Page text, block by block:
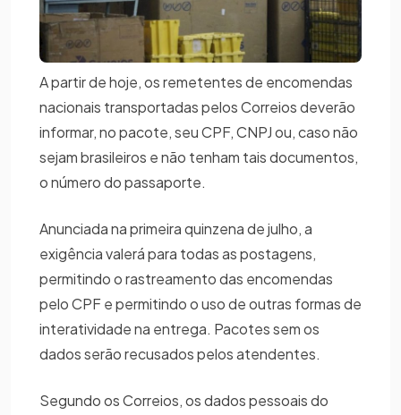
A partir de hoje, os remetentes de encomendas
nacionais transportadas pelos Correios deverão
informar, no pacote, seu CPF, CNPJ ou, caso não
sejam brasileiros e não tenham tais documentos,
o número do passaporte.
Anunciada na primeira quinzena de julho, a
exigência valerá para todas as postagens,
permitindo o rastreamento das encomendas
pelo CPF e permitindo o uso de outras formas de
interatividade na entrega. Pacotes sem os
dados serão recusados pelos atendentes.
Segundo os Correios, os dados pessoais do